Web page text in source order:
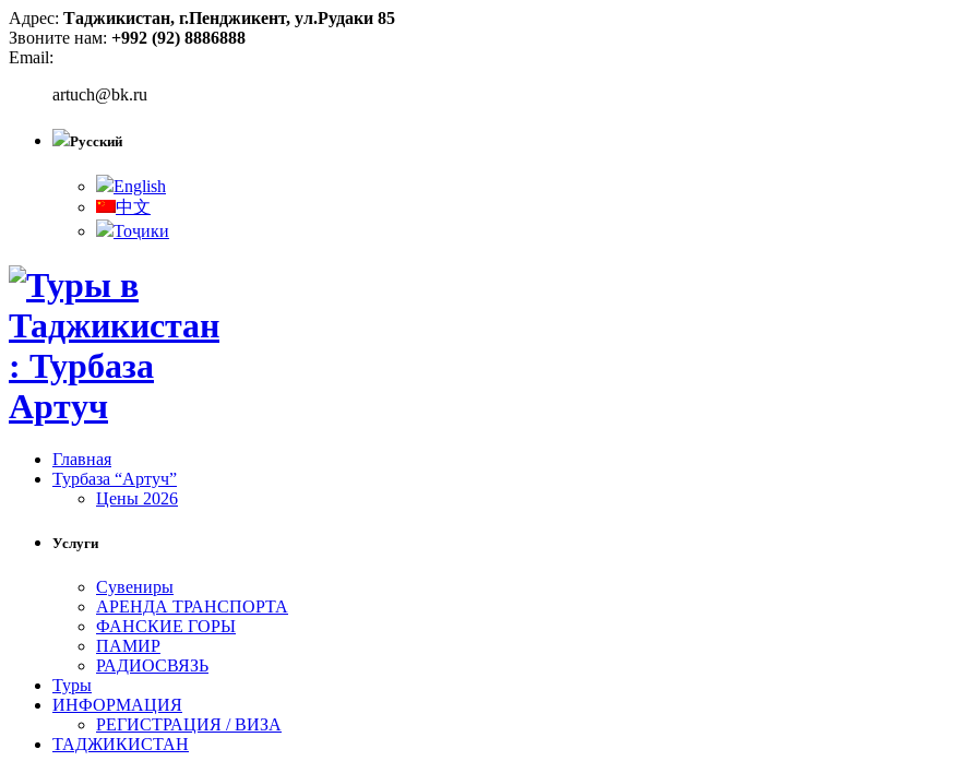
Адрес: Таджикистан, г.Пенджикент, ул.Рудаки 85
Звоните нам: +992 (92) 8886888
Email:
artuch@bk.ru
Русский
English
中文
Тоҷики
Главная
Турбаза “Артуч”
Цены 2026
Услуги
Сувениры
АРЕНДА ТРАНСПОРТА
ФАНСКИЕ ГОРЫ
ПАМИР
РАДИОСВЯЗЬ
Туры
ИНФОРМАЦИЯ
РЕГИСТРАЦИЯ / ВИЗА
ТАДЖИКИСТАН